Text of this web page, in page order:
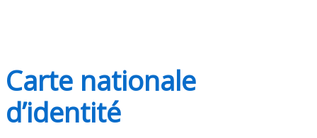
Carte nationale
d’identité